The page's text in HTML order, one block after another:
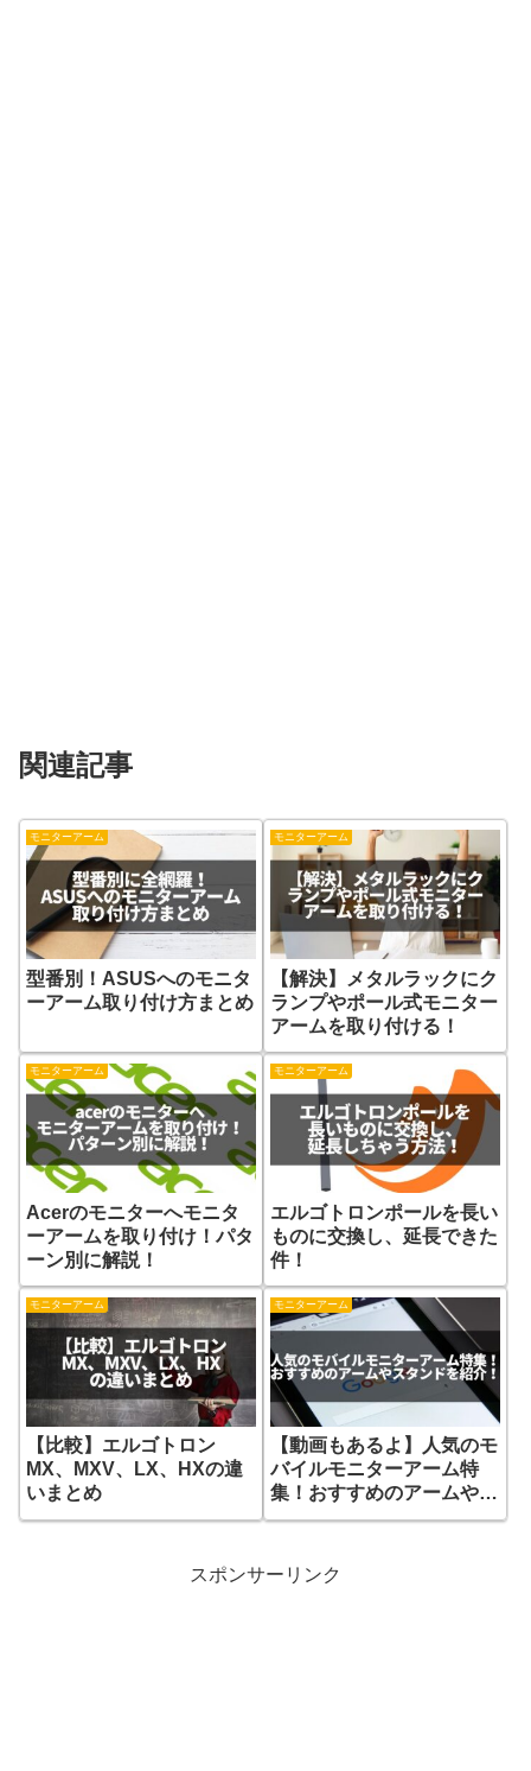
関連記事
モニターアーム
型番別！ASUSへのモニタ
ーアーム取り付け方まとめ
モニターアーム
【解決】メタルラックにク
ランプやポール式モニター
アームを取り付ける！
モニターアーム
Acerのモニターへモニタ
ーアームを取り付け！パタ
ーン別に解説！
モニターアーム
エルゴトロンポールを長い
ものに交換し、延長できた
件！
モニターアーム
【比較】エルゴトロン
MX、MXV、LX、HXの違
いまとめ
モニターアーム
【動画もあるよ】人気のモ
バイルモニターアーム特
集！おすすめのアームやス
タンドを紹介！
スポンサーリンク